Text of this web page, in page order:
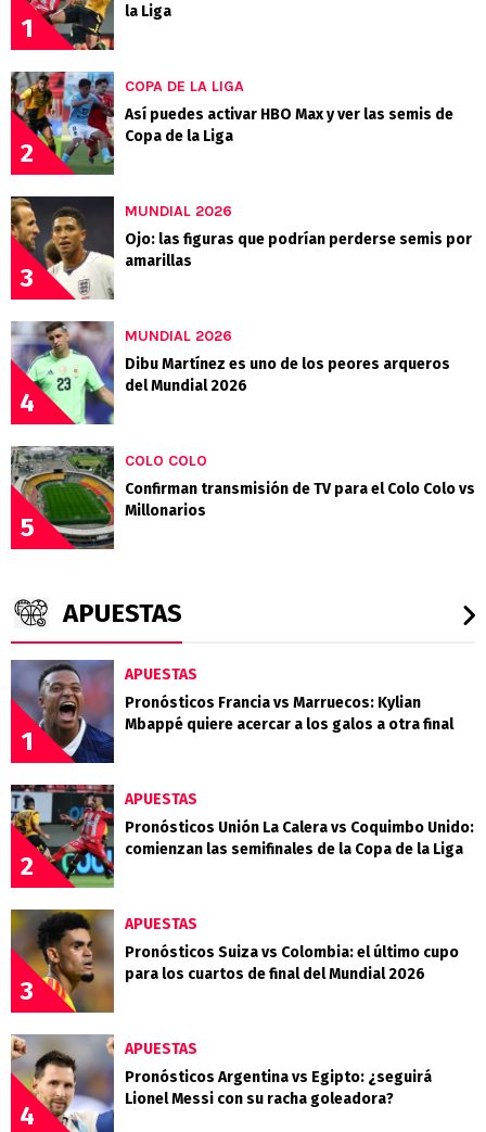
1
la Liga
2
COPA DE LA LIGA
Así puedes activar HBO Max y ver las semis de
Copa de la Liga
3
MUNDIAL 2026
Ojo: las figuras que podrían perderse semis por
amarillas
4
MUNDIAL 2026
Dibu Martínez es uno de los peores arqueros
del Mundial 2026
5
COLO COLO
Confirman transmisión de TV para el Colo Colo vs
Millonarios
APUESTAS
1
APUESTAS
Pronósticos Francia vs Marruecos: Kylian
Mbappé quiere acercar a los galos a otra final
2
APUESTAS
Pronósticos Unión La Calera vs Coquimbo Unido:
comienzan las semifinales de la Copa de la Liga
3
APUESTAS
Pronósticos Suiza vs Colombia: el último cupo
para los cuartos de final del Mundial 2026
4
APUESTAS
Pronósticos Argentina vs Egipto: ¿seguirá
Lionel Messi con su racha goleadora?